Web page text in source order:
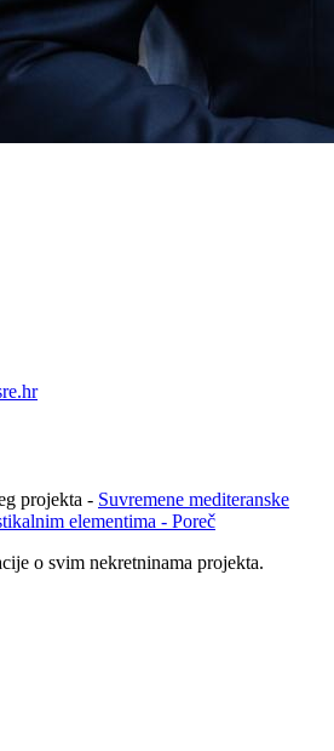
projekta - Suvremene mediteranske
elementima - Poreč
o svim nekretninama projekta.